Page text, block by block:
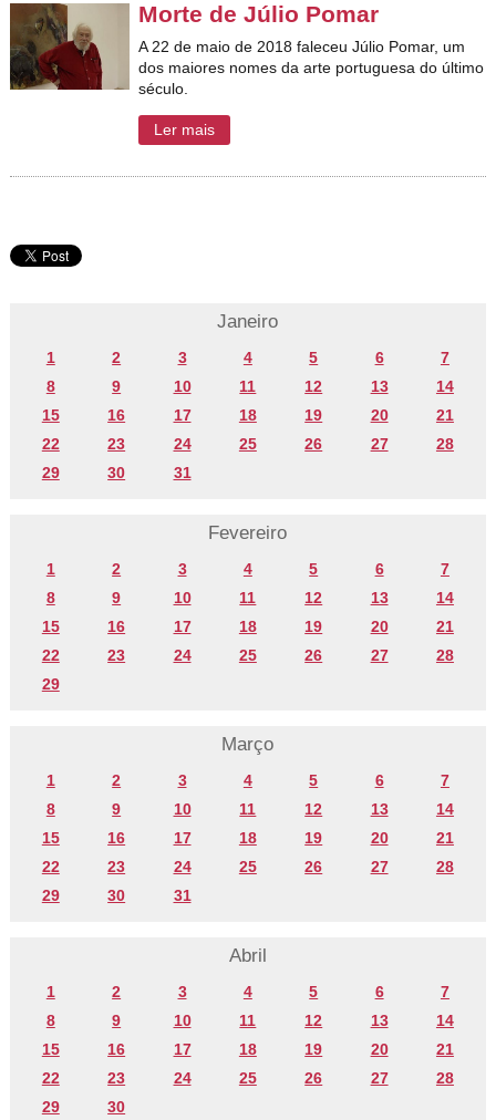
Morte de Júlio Pomar
A 22 de maio de 2018 faleceu Júlio Pomar, um
dos maiores nomes da arte portuguesa do último
século.
Ler mais
Janeiro
1 2 3 4 5 6
7
8
9 10 11 12 13
14
15
16 17 18 19 20
21
22
23 24 25 26 27
28
29
30 31
Fevereiro
1 2 3 4 5 6
7
8
9 10 11 12 13
14
15
16 17 18 19 20
21
22
23 24 25 26 27
28
29
Março
1 2 3 4 5 6
7
8
9 10 11 12 13
14
15
16 17 18 19 20
21
22
23 24 25 26 27
28
29
30 31
Abril
1 2 3 4 5 6
7
8
9 10 11 12 13
14
15
16 17 18 19 20
21
22
23 24 25 26 27
28
29
30